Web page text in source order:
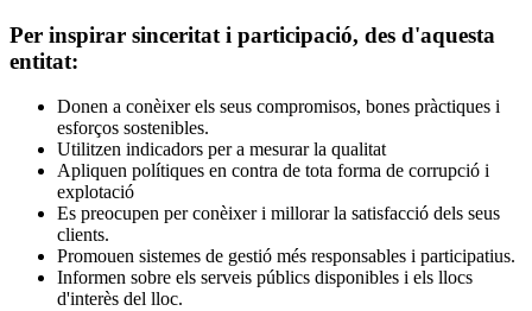
Per inspirar sinceritat i participació, des d'aquesta
entitat:
Donen a conèixer els seus compromisos, bones pràctiques i
esforços sostenibles.
Utilitzen indicadors per a mesurar la qualitat
Apliquen polítiques en contra de tota forma de corrupció i
explotació
Es preocupen per conèixer i millorar la satisfacció dels seus
clients.
Promouen sistemes de gestió més responsables i participatius.
Informen sobre els serveis públics disponibles i els llocs
d'interès del lloc.